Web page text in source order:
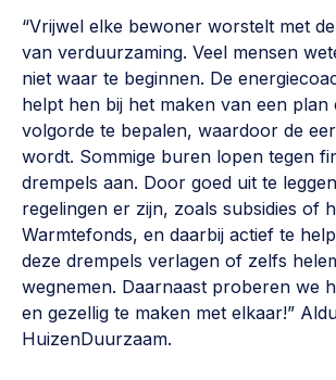
Energiecollectieven, buurt vergroenen,
Meebeslissen
Uitdaagrecht, gemeenschapsfondsen,
Samenwerken en lokale politiek
Lobbyen, invloed uitoefenen,
Omgevingswet en
invoering omgevingswet, participatie,
gebiedsontwikkeling>
“Vrijwel elke bewoner worstelt met
van verduurzaming. Veel mensen
niet waar te beginnen. De
helpt hen bij het maken van een plan
volgorde te bepalen, waardoor de
wordt. Sommige buren lopen tegen
drempels aan. Door goed uit te
regelingen er zijn, zoals subsidies of
Warmtefonds, en daarbij actief te
deze drempels verlagen of zelfs
wegnemen. Daarnaast proberen we
en gezellig te maken met elkaar!”
HuizenDuurzaam.